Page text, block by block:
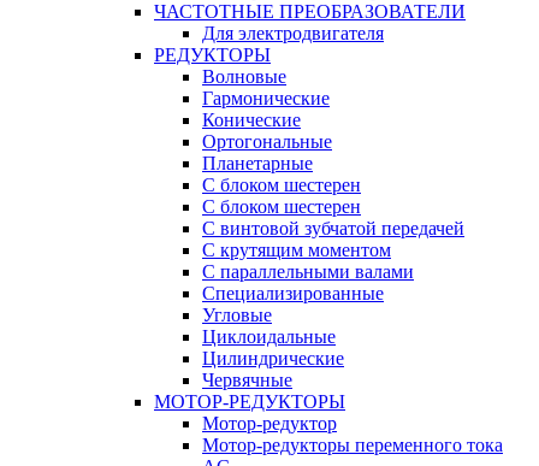
ЧАСТОТНЫЕ ПРЕОБРАЗОВАТЕЛИ
Для электродвигателя
РЕДУКТОРЫ
Волновые
Гармонические
Конические
Ортогональные
Планетарные
С блоком шестерен
С блоком шестерен
С винтовой зубчатой передачей
С крутящим моментом
С параллельными валами
Специализированные
Угловые
Циклоидальные
Цилиндрические
Червячные
МОТОР-РЕДУКТОРЫ
Мотор-редуктор
Мотор-редукторы переменного тока